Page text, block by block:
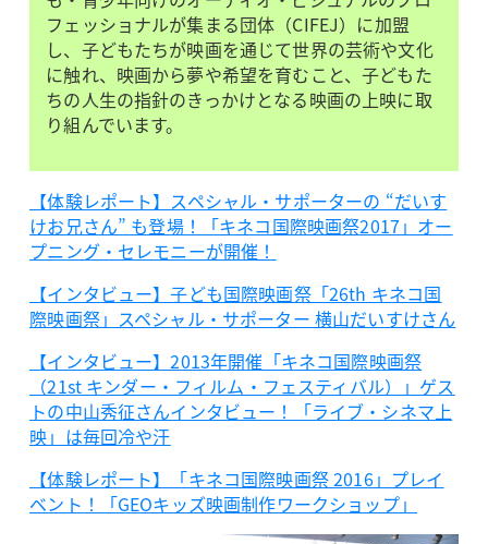
フェッショナルが集まる団体（CIFEJ）に加盟
し、子どもたちが映画を通じて世界の芸術や文化
に触れ、映画から夢や希望を育むこと、子どもた
ちの人生の指針のきっかけとなる映画の上映に取
り組んでいます。
【体験レポート】スペシャル・サポーターの “だいす
けお兄さん” も登場！「キネコ国際映画祭2017」オー
プニング・セレモニーが開催！
【インタビュー】子ども国際映画祭「26th キネコ国
際映画祭」スペシャル・サポーター 横山だいすけさん
【インタビュー】2013年開催「キネコ国際映画祭
（21st キンダー・フィルム・フェスティバル）」ゲス
トの中山秀征さんインタビュー！「ライブ・シネマ上
映」は毎回冷や汗
【体験レポート】「キネコ国際映画祭 2016」プレイ
ベント！「GEOキッズ映画制作ワークショップ」